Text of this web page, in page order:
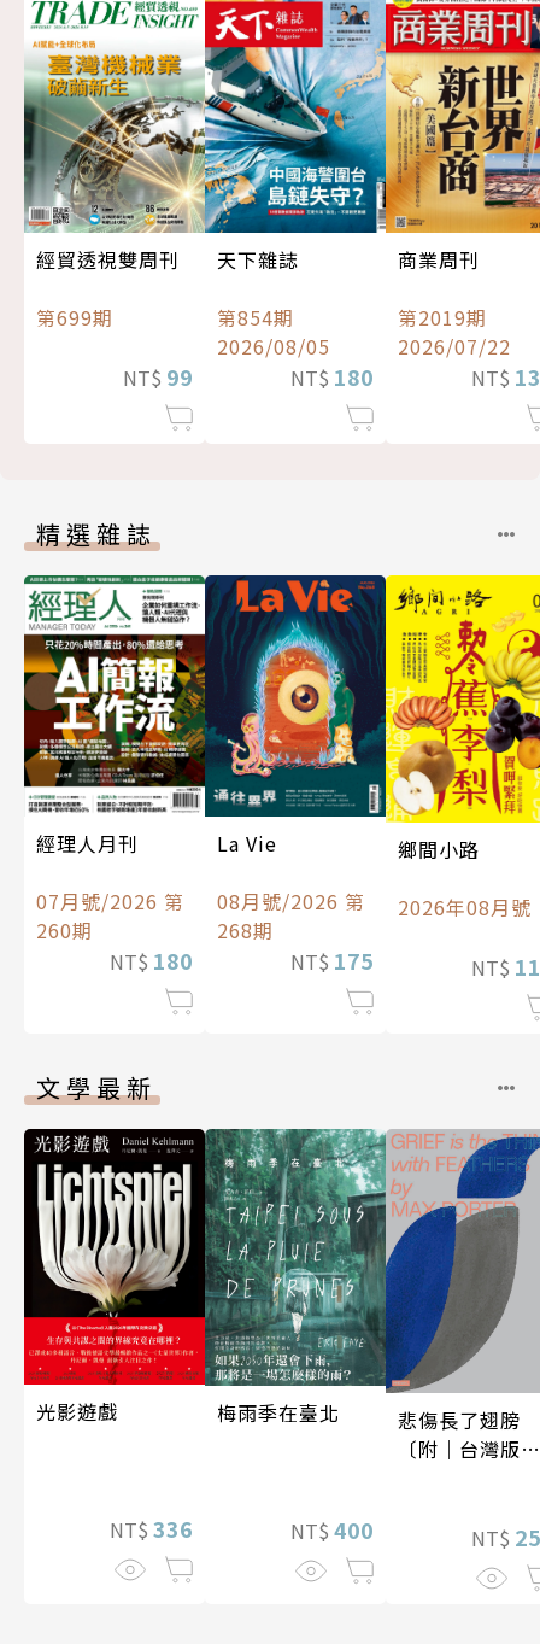
經貿透視雙周刊
第699期
NT$ 99
天下雜誌
第854期
2026/08/05
NT$ 180
商業周刊
第2019期
2026/07/22
NT$
精選雜誌
經理人月刊
07月號/2026 第
260期
NT$ 180
La Vie
08月號/2026 第
268期
NT$ 175
鄉間小路
2026年08月號
NT$
文學最新
光影遊戲
NT$ 336
梅雨季在臺北
NT$ 400
悲傷長了翅膀
〔附｜台灣版獨
NT$